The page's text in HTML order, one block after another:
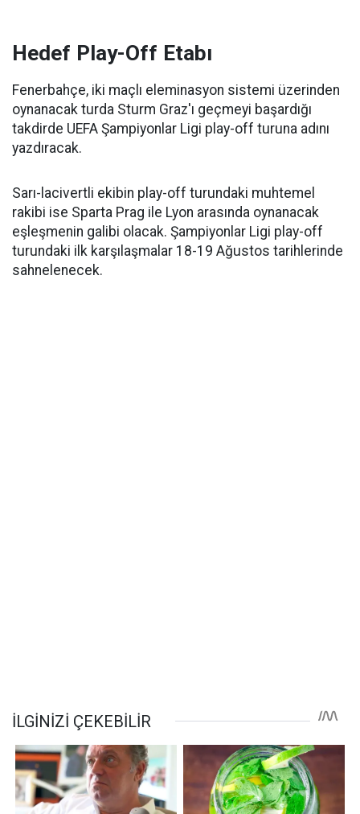
Hedef Play-Off Etabı
Fenerbahçe, iki maçlı eleminasyon sistemi üzerinden
oynanacak turda Sturm Graz'ı geçmeyi başardığı
takdirde UEFA Şampiyonlar Ligi play-off turuna adını
yazdıracak.
Sarı-lacivertli ekibin play-off turundaki muhtemel
rakibi ise Sparta Prag ile Lyon arasında oynanacak
eşleşmenin galibi olacak. Şampiyonlar Ligi play-off
turundaki ilk karşılaşmalar 18-19 Ağustos tarihlerinde
sahnelenecek.